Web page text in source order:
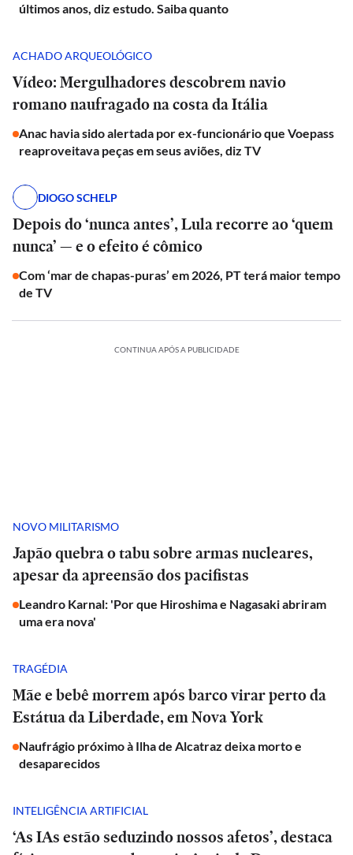
últimos anos, diz estudo. Saiba quanto
ACHADO ARQUEOLÓGICO
Vídeo: Mergulhadores descobrem navio
romano naufragado na costa da Itália
Anac havia sido alertada por ex-funcionário que Voepass
reaproveitava peças em seus aviões, diz TV
DIOGO SCHELP
Depois do ‘nunca antes’, Lula recorre ao ‘quem
nunca’ — e o efeito é cômico
Com ‘mar de chapas-puras’ em 2026, PT terá maior tempo
de TV
CONTINUA APÓS A PUBLICIDADE
NOVO MILITARISMO
Japão quebra o tabu sobre armas nucleares,
apesar da apreensão dos pacifistas
Leandro Karnal: 'Por que Hiroshima e Nagasaki abriram
uma era nova'
TRAGÉDIA
Mãe e bebê morrem após barco virar perto da
Estátua da Liberdade, em Nova York
Naufrágio próximo à Ilha de Alcatraz deixa morto e
desaparecidos
INTELIGÊNCIA ARTIFICIAL
‘As IAs estão seduzindo nossos afetos’, destaca